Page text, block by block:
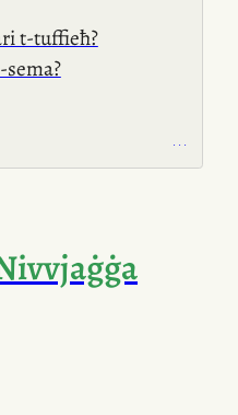
t-tuffieħ?